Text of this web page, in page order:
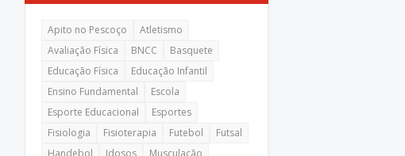
Apito no Pescoço
Atletismo
Avaliação Física
BNCC
Basquete
Educação Física
Educação Infantil
Ensino Fundamental
Escola
Esporte Educacional
Esportes
Fisiologia
Fisioterapia Futebol
Futsal
Handebol
Idosos
Musculação